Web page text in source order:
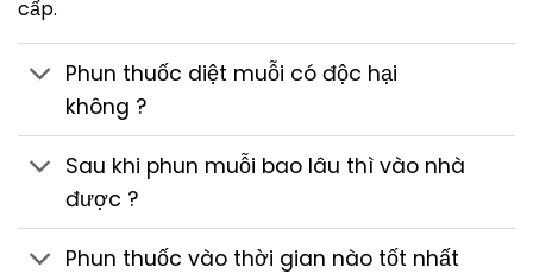
cấp.
Phun thuốc diệt muỗi có độc hại
không ?
Sau khi phun muỗi bao lâu thì vào nhà
được ?
Phun thuốc vào thời gian nào tốt nhất